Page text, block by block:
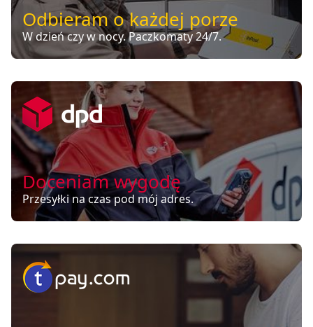
Odbieram o każdej porze
W dzień czy w nocy. Paczkomaty 24/7.
Doceniam wygodę
Przesyłki na czas pod mój adres.